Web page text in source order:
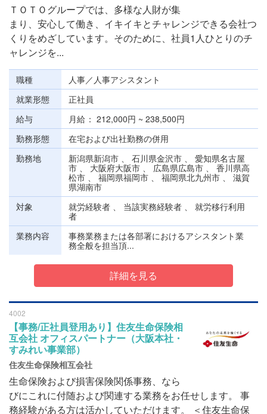
ＴＯＴＯグループでは、多様な人財が集
まり、安心して働き、イキイキとチャレンジできる会社つ
くりをめざしています。そのために、社員1人ひとりのチ
ャレンジを...
職種
人事／人事アシスタント
就業形態
正社員
給与
月給
212,000円 ~ 238,500円
勤務形態
在宅および出社勤務の併用
勤務地
新潟県新潟市 、 石川県金沢市 、 愛知県名古屋
市 、 大阪府大阪市 、 広島県広島市 、 香川県高
松市 、 福岡県福岡市 、 福岡県北九州市 、 滋賀
県湖南市
対象
就労経験者 、 当該実務経験者 、 就労移行利用
者
業務内容
事務業務または各部署におけるアシスタント業
務全般を担当頂...
詳細を見る
4002
【事務/正社員登用あり】住友生命保険相
互会社 オフィスパートナー（大阪本社・
すみれい事業部）
住友生命保険相互会社
生命保険および損害保険関係事務、なら
びにこれに付随および関連する業務をお任せします。 事
務経験がある方は活かしていただけます。 ＜住友生命保